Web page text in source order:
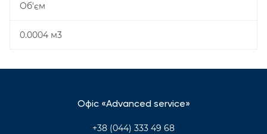
Об'єм
0.0004 м3
Офіс «Advanced service»
+38 (044) 333 49 68